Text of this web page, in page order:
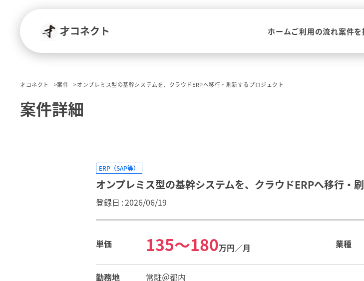
才コネクト ホームご利用の流れ案件を
才コネクト 案件 オンプレミス型の基幹システムを、クラウドERPへ移行・刷新するプロジェクト
案件詳細
ERP（SAP等）
オンプレミス型の基幹システムを、クラウドERPへ移行・
登録日 2026/06/19
単価 135〜180万円／月 業種
勤務地 常駐＠都内